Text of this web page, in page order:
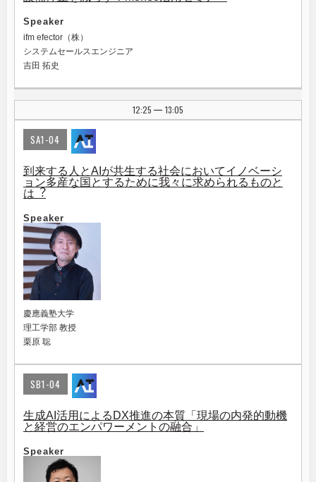
Speaker
ifm efector（株）
システムセールスエンジニア
吉田 拓史
12:25 | 13:05
SA1-04
到来する⼈とAIが共⽣する社会においてイノベーシ
ョン多産な国とするために我々に求められるものと
は︖
Speaker
慶應義塾大学
理工学部 教授
栗原 聡
SB1-04
生成AI活用によるDX推進の本質「現場の内発的動機
と経営のエンパワーメントの融合」
Speaker